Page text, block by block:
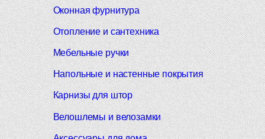
Оконная фурнитура
Отопление и сантехника
Мебельные ручки
Напольные и настенные покрытия
Карнизы для штор
Велошлемы и велозамки